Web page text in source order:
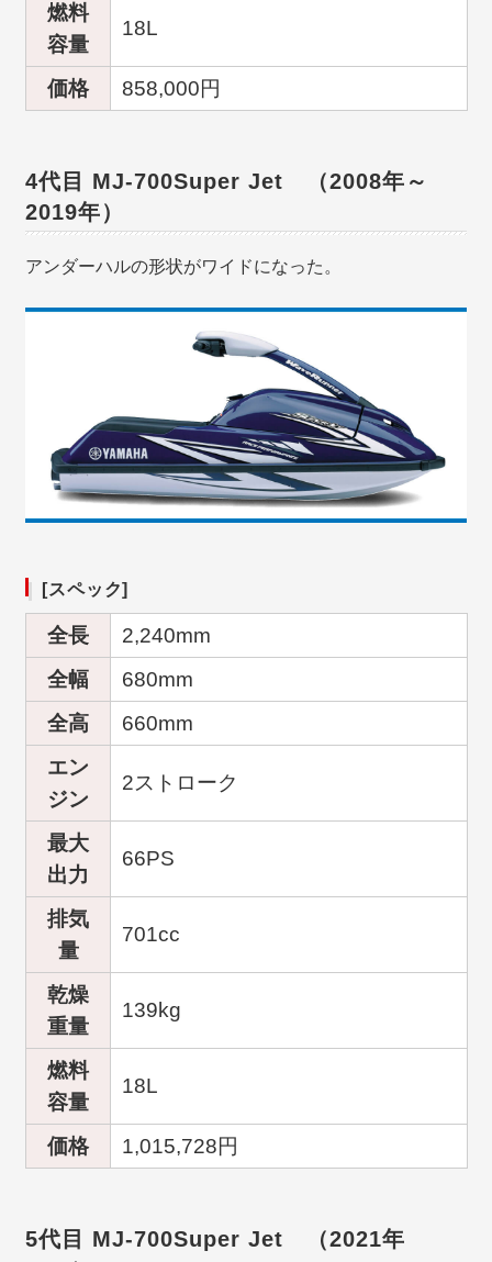
燃料
容量
18L
価格 858,000円
4代目 MJ-700Super Jet （2008年～
2019年）
アンダーハルの形状がワイドになった。
[スペック]
全長
2,240mm
全幅
680mm
全高
660mm
エン
ジン
2ストローク
最大
出力
66PS
排気
量
701cc
乾燥
重量
139kg
燃料
容量
18L
価格 1,015,728円
5代目 MJ-700Super Jet （2021年